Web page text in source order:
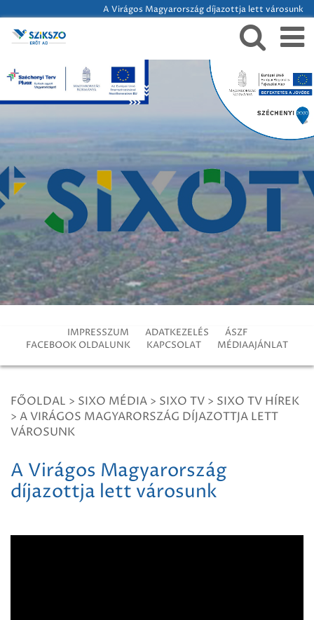
A Virágos Magyarország díjazottja lett városunk
IMPRESSZUM ADATKEZELÉS
ÁSZF
FACEBOOK OLDALUNK
KAPCSOLAT MÉDIAAJÁNLAT
FŐOLDAL > SIXO MÉDIA > SIXO TV > SIXO TV HÍREK
> A VIRÁGOS MAGYARORSZÁG DÍJAZOTTJA LETT
VÁROSUNK
A Virágos Magyarország
díjazottja lett városunk